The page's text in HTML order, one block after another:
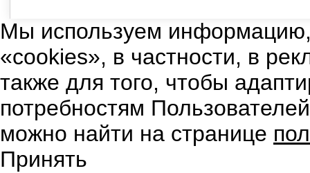
Мы используем
«cookies», в частности, в
также для того, чтобы
потребностям
можно найти на странице
Принять